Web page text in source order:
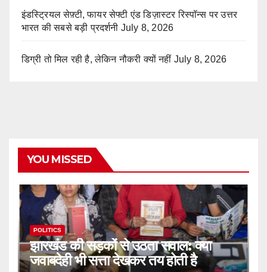
इंडस्ट्रियल सेफ़्टी, फायर सेफ्टी एंड डिज़ास्टर रिस्पॉन्स पर उत्तर
भारत की सबसे बड़ी प्रदर्शनी July 8, 2026
डिग्री तो मिल रही है, लेकिन नौकरी क्यों नहीं July 8, 2026
YOU MISSED
POLITICS
झारखंड की सड़कों से उठता सवाल: क्या
जवाबदेही भी सत्ता देखकर तय होती है